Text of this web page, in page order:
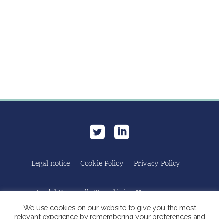
Legal notice Cookie Policy Privacy Policy
Av. del Desarrollo Tecnológico, 11
11591 Jerez de la Frontera, Cádiz | España
We use cookies on our website to give you the most
relevant experience by remembering your preferences and